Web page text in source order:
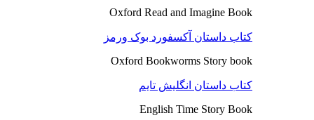
Oxford Read and Imagine Book
کتاب داستان آکسفورد بوک ورمز
Oxford Bookworms Story book
کتاب داستان انگلیش تایم
English Time Story Book